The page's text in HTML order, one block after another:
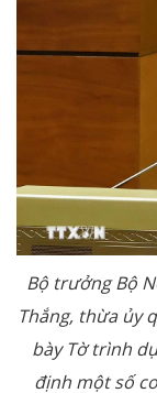
Bộ trưởng Bộ
Thắng, thừa ủy
bày Tờ trình
định một số